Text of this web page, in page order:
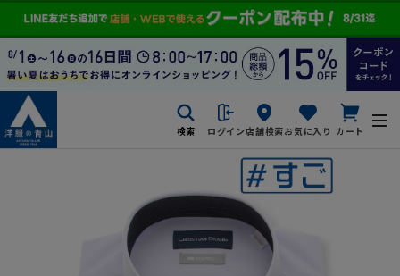
検索 ログイン店舗検索お気に入り カート